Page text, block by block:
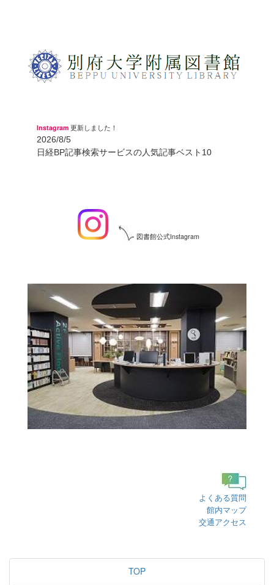
Instagram 更新しました！
2026/8/5
日経BP記事検索サービスの人気記事ベスト10
図書館公式Instagram
よくある質問
館内マップ
交通アクセス
TOP